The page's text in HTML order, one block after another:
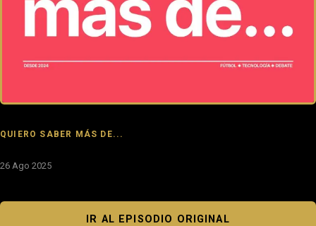
QUIERO SABER MÁS DE...
26 Ago 2025
IR AL EPISODIO ORIGINAL